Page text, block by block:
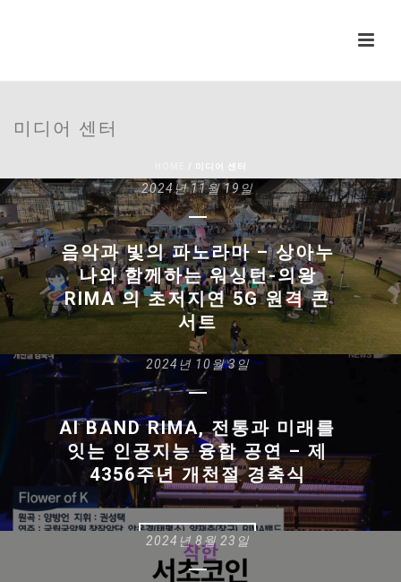
미디어 센터
/ 미디어 센터
2024년 11월 19일
음악과 빛의 파노라마 – 상아누
나와 함께하는 워싱턴-의왕
RIMA 의 초저지연 5G 원격 콘
서트
READ MORE
2024년 10월 3일
AI BAND RIMA, 전통과 미래를
잇는 인공지능 융합 공연 – 제
4356주년 개천절 경축식
READ MORE
2024년 8월 23일